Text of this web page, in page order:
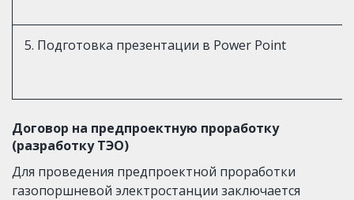
5. Подготовка презентации в Power Point
Договор на предпроектную проработку
(разработку ТЭО)
Для проведения предпроектной проработки
газопоршневой электростанции заключается